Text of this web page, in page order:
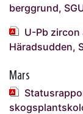
berggrund,
U-Pb zircon
Häradsudden,
Mars